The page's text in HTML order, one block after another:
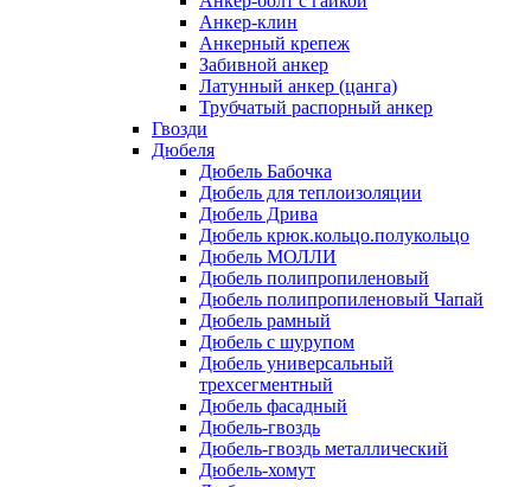
Анкер-клин
Анкерный крепеж
Забивной анкер
Латунный анкер (цанга)
Трубчатый распорный анкер
Гвозди
Дюбеля
Дюбель Бабочка
Дюбель для теплоизоляции
Дюбель Дрива
Дюбель крюк.кольцо.полукольцо
Дюбель МОЛЛИ
Дюбель полипропиленовый
Дюбель полипропиленовый Чапай
Дюбель рамный
Дюбель с шурупом
Дюбель универсальный
трехсегментный
Дюбель фасадный
Дюбель-гвоздь
Дюбель-гвоздь металлический
Дюбель-хомут